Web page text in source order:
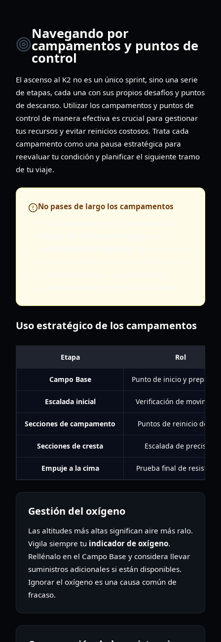
Navegando por
campamentos y puntos de
control
El ascenso al K2 no es un único sprint, sino una serie
de etapas, cada una con sus propios desafíos y puntos
de descanso. Utilizar los campamentos y puntos de
control de manera efectiva es crucial para gestionar
tus recursos y evitar reinicios costosos. Trata cada
campamento como una pausa estratégica para
reevaluar tu condición y planificar el siguiente tramo
de tu viaje.
No pases de largo los campamentos
Uso estratégico de los campamentos
Etapa Rol
Campo Base Punto de inicio y
Escalada inicial Verificación de
Secciones de campamento Puntos de reinicio de
Secciones de cresta Escalada de precisión
Empuje a la cima Prueba final de
Gestión del oxígeno
Las altitudes más altas significan aire más ralo.
Vigila siempre tu indicador de oxígeno.
Rellénalo en el Campo Base y considera llevar
suministros adicionales si están disponibles.
Ignorar el oxígeno es una causa común de
fracaso.